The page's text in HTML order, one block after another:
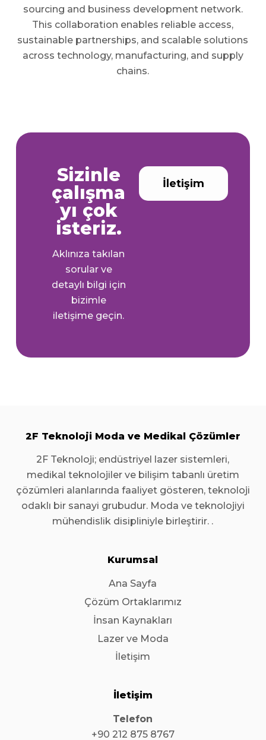
sourcing and business development network.
This collaboration enables reliable access,
sustainable partnerships, and scalable solutions
across technology, manufacturing, and supply
chains.
Sizinle
çalışma
yı çok
isteriz.
Aklınıza takılan
sorular ve
detaylı bilgi için
bizimle
iletişime geçin.
İletişim
2F Teknoloji Moda ve Medikal Çözümler
2F Teknoloji; endüstriyel lazer sistemleri,
medikal teknolojiler ve bilişim tabanlı üretim
çözümleri alanlarında faaliyet gösteren, teknoloji
odaklı bir sanayi grubudur. Moda ve teknolojiyi
mühendislik disipliniyle birleştirir. .
Kurumsal
Ana Sayfa
Çözüm Ortaklarımız
İnsan Kaynakları
Lazer ve Moda
İletişim
İletişim
Telefon
+90 212 875 8767